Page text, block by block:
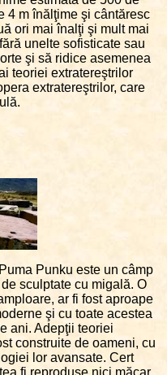
4 m înălţime şi cântăresc
ori mai înalţi şi mult mai
unelte sofisticate sau
şi să ridice asemenea
teoriei extratereştrilor
extratereştrilor, care
Punku este un câmp
sculptate cu migală. O
ar fi fost aproape
şi cu toate acestea
ani. Adepţii teoriei
construite de oameni, cu
lor avansate. Cert